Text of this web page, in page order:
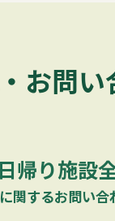
お問い
日帰り施設
に関するお問い合